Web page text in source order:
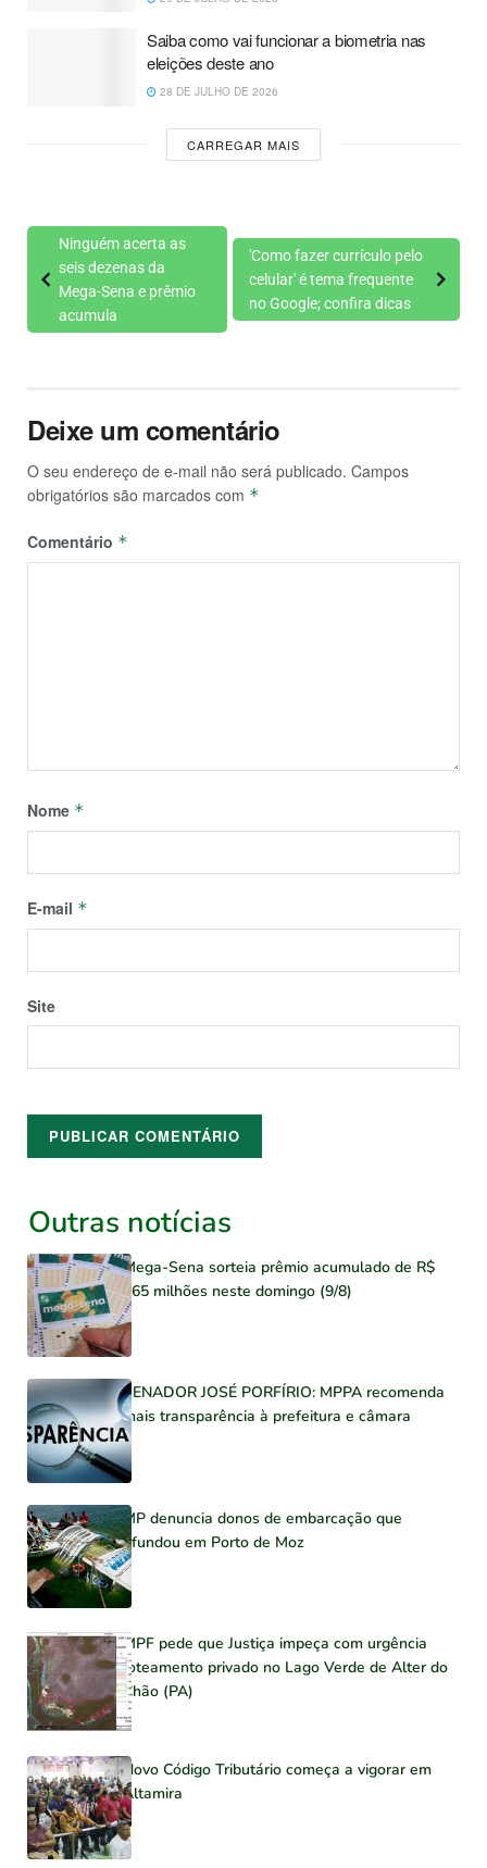
Saiba como vai funcionar a biometria nas
eleições deste ano
28 DE JULHO DE 2026
CARREGAR MAIS
Ninguém acerta as
seis dezenas da
Mega-Sena e prêmio
acumula
'Como fazer currículo pelo
celular' é tema frequente
no Google; confira dicas
Deixe um comentário
O seu endereço de e-mail não será publicado. Campos
obrigatórios são marcados com *
Comentário *
Nome *
E-mail *
Site
Outras notícias
Mega-Sena sorteia prêmio acumulado de R$
165 milhões neste domingo (9/8)
SENADOR JOSÉ PORFÍRIO: MPPA recomenda
mais transparência à prefeitura e câmara
MP denuncia donos de embarcação que
afundou em Porto de Moz
MPF pede que Justiça impeça com urgência
loteamento privado no Lago Verde de Alter do
Chão (PA)
Novo Código Tributário começa a vigorar em
Altamira